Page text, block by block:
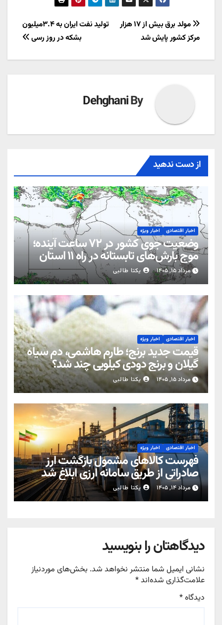
راهبری
نوشته
تولید نفت ایران به ۳.۴میلیون
بشکه در روز رسی
مولد برق بیش از ۱۷ هزار
مرکز کشور پایش شد
By
Dehghani
از دست ندهید
اخبار اقتصادی اخبار ویژه
وضعیت جوی کشور در ۷۲ ساعت آینده؛
موج بارش‌های تابستانه در راه ۱۱ استان
مرداد ۱۵, ۱۴۰۵ یکتا طالبی
اخبار اقتصادی اخبار ویژه
قیمت جدید برنج؛ طارم هاشمی، دم سیاه
گیلان و برنج دودی کیلویی چند شد؟
مرداد ۱۵, ۱۴۰۵ یکتا طالبی
اخبار اقتصادی اخبار ویژه
فهرست کالاهای مشمول بازگشت ارز
صادراتی از طریق سامانه ارزی ابلاغ شد
مرداد ۱۴, ۱۴۰۵ یکتا طالبی
دیدگاهتان را بنویسید
نشانی ایمیل شما منتشر نخواهد شد. بخش‌های موردنیاز
علامت‌گذاری شده‌اند*
دیدگاه*